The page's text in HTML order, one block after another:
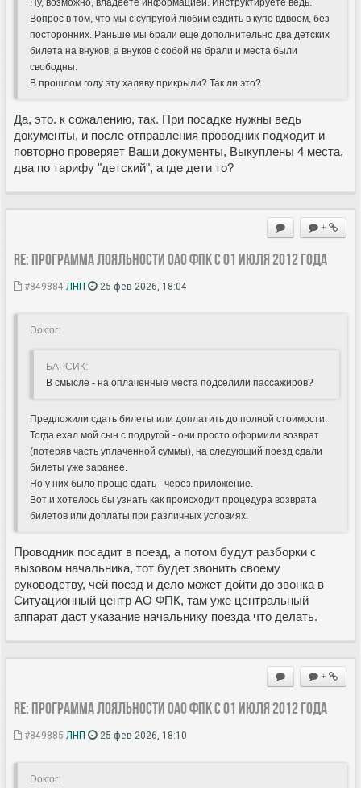
Ну, возможно, владеете информацией. Инструктируете ведь.
Вопрос в том, что мы с супругой любим ездить в купе вдвоём, без
посторонних. Раньше мы брали ещё дополнительно два детских
билета на внуков, а внуков с собой не брали и места были
свободны.
В прошлом году эту халяву прикрыли? Так ли это?
Да, это. к сожалению, так. При посадке нужны ведь
документы, и после отправления проводник подходит и
повторно проверяет Ваши документы, Выкуплены 4 места,
два по тарифу "детский", а где дети то?
+
Re: Программа лояльности ОАО ФПК с 01 июля 2012 года
#849884 ЛНП 25 фев 2026, 18:04
Doкtor:
БАРСИК:
В смысле - на оплаченные места подселили пассажиров?
Предложили сдать билеты или доплатить до полной стоимости.
Тогда ехал мой сын с подругой - они просто оформили возврат
(потеряв часть уплаченной суммы), на следующий поезд сдали
билеты уже заранее.
Но у них было проще сдать - через приложение.
Вот и хотелось бы узнать как происходит процедура возврата
билетов или доплаты при различных условиях.
Проводник посадит в поезд, а потом будут разборки с
вызовом начальника, тот будет звонить своему
руководству, чей поезд и дело может дойти до звонка в
Ситуационный центр АО ФПК, там уже центральный
аппарат даст указание начальнику поезда что делать.
+
Re: Программа лояльности ОАО ФПК с 01 июля 2012 года
#849885 ЛНП 25 фев 2026, 18:10
Doкtor: